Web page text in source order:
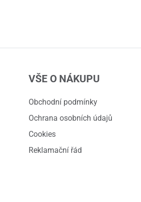
VŠE O NÁKUPU
Obchodní podmínky
Ochrana osobních údajů
Cookies
Reklamační řád